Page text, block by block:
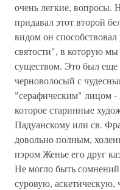
очень легкие, вопросы.
придавал этот второй
видом он
святости", в которую
существом. Это был еще
черноволосый с
"серафическим" лицом
которое старинные
Падуанскому или св.
довольно полным,
пэром Женье его друг
Не могло быть
суровую,